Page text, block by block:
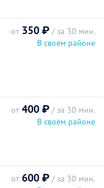
от 350 ₽ / за 30 мин.
В своём районе
от 400 ₽ / за 30 мин.
В своём районе
от 600 ₽ / за 30 мин.